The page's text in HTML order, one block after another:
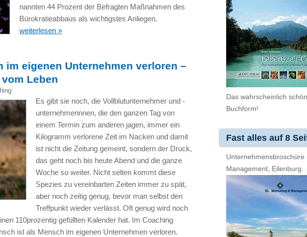
nannten 44 Prozent der Befragten Maßnahmen des
Bürokratieabbaus als wichtigstes Anliegen.
weiterlesen »
im eigenen Unternehmen verloren –
Leben
Es gibt sie noch, die Vollblutunternehmer und -
unternehmerinnen, die den ganzen Tag von
einem Termin zum anderen jagen, immer ein
Kilogramm verlorene Zeit im Nacken und damit
ist nicht die Zeitung gemeint, sondern der Druck,
das geht noch bis heute Abend und die ganze
Woche so weiter. Nicht selten kommt diese
Spezies zu vereinbarten Zeiten immer zu spät,
aber noch zeitig genug, bevor man selbst den
Treffpunkt wieder verlässt. Oft genug wird noch
110prozentig gefüllten Kalender hat. Im Coaching
ist als Mensch im eigenen Unternehmen verloren.
Das wahrscheinlich
Buchform!
Fast alles auf 8
Unternehmensbroschüre
Management, Eilenburg.